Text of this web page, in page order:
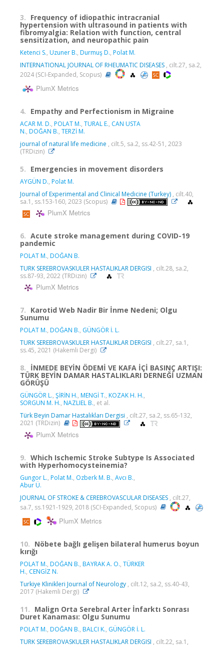
3. Frequency of idiopathic intracranial
hypertension with ultrasound in patients with
fibromyalgia: Relation with function, central
sensitization, and neuropathic pain
Ketenci S., Uzuner B., Durmuş D., Polat M.
INTERNATIONAL JOURNAL OF RHEUMATIC DISEASES , cilt.27, sa.2,
2024 (SCI-Expanded, Scopus)
PlumX Metrics
4. Empathy and Perfectionism in Migraine
ACAR M. D., POLAT M., TURAL E., CAN USTA
N., DOĞAN B., TERZİ M.
journal of natural life medicine , cilt.5, sa.2, ss.42-51, 2023
(TRDizin)
5. Emergencies in movement disorders
AYGÜN D., Polat M.
Journal of Experimental and Clinical Medicine (Turkey) , cilt.40,
sa.1, ss.153-160, 2023 (Scopus)
PlumX Metrics
6. Acute stroke management during COVID-19
pandemic
POLAT M., DOĞAN B.
TURK SEREBROVASKULER HASTALIKLAR DERGISI , cilt.28, sa.2,
ss.87-93, 2022 (TRDizin)
PlumX Metrics
7. Karotid Web Nadir Bir İnme Nedeni; Olgu
Sunumu
POLAT M., DOĞAN B., GÜNGÖR İ. L.
TURK SEREBROVASKULER HASTALIKLAR DERGISI , cilt.27, sa.1,
ss.45, 2021 (Hakemli Dergi)
8. İNMEDE BEYİN ÖDEMİ VE KAFA İÇİ BASINÇ ARTIŞI:
TÜRK BEYİN DAMAR HASTALIKLARI DERNEĞİ UZMAN
GÖRÜŞÜ
GÜNGÖR L., ŞİRİN H., MENGİ T., KOZAK H. H.,
SORGUN M. H., NAZLIEL B., et al.
Türk Beyin Damar Hastalıkları Dergisi , cilt.27, sa.2, ss.65-132,
2021 (TRDizin)
PlumX Metrics
9. Which Ischemic Stroke Subtype Is Associated
with Hyperhomocysteinemia?
Gungor L., Polat M., Ozberk M. B., Avcı B.,
Abur Ü.
JOURNAL OF STROKE & CEREBROVASCULAR DISEASES , cilt.27,
sa.7, ss.1921-1929, 2018 (SCI-Expanded, Scopus)
PlumX Metrics
10. Nöbete bağlı gelişen bilateral humerus boyun
kırığı
POLAT M., DOĞAN B., BAYRAK A. O., TÜRKER
H., CENGİZ N.
Turkiye Klinikleri Journal of Neurology , cilt.12, sa.2, ss.40-43,
2017 (Hakemli Dergi)
11. Malign Orta Serebral Arter İnfarktı Sonrası
Duret Kanaması: Olgu Sunumu
POLAT M., DOĞAN B., BALCI K., GÜNGÖR İ. L.
TURK SEREBROVASKULER HASTALIKLAR DERGISI , cilt.22, sa.1,